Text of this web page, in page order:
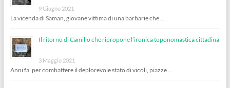
9 Giugno 2021
La vicenda di Saman, giovane vittima di una barbarie che …
Il ritorno di Camillo che ripropone l’ironica toponomastica cittadina
3 Maggio 2021
Anni fa, per combattere il deplorevole stato di vicoli, piazze …